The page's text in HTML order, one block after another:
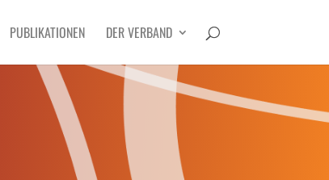
PUBLIKATIONEN DER VERBAND